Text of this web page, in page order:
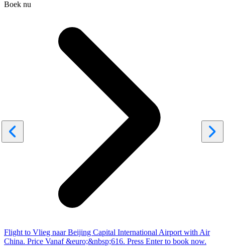
Boek nu
Flight to Vlieg naar Beijing Capital International Airport with Air
China. Price Vanaf &euro;&nbsp;616. Press Enter to book now.